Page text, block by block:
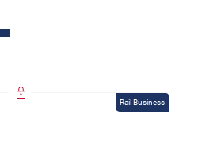
Rail Business